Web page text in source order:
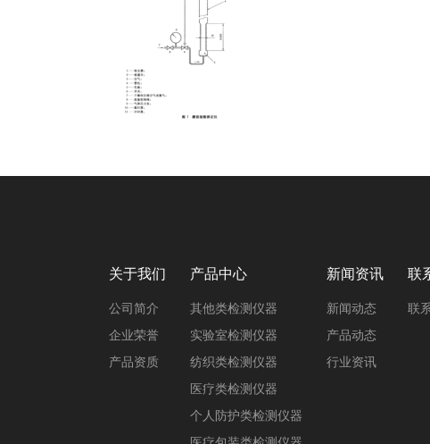
关于我们
公司简介
企业荣誉
产品资质
产品中心
其他类检测仪器
实验室检测仪器
纺织类检测仪器
医疗类检测仪器
个人防护类检测仪器
新闻资讯
新闻动态
产品动态
行业资讯
联
联